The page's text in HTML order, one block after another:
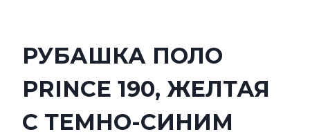
РУБАШКА ПОЛО
PRINCE 190, ЖЕЛТАЯ
С ТЕМНО-СИНИМ